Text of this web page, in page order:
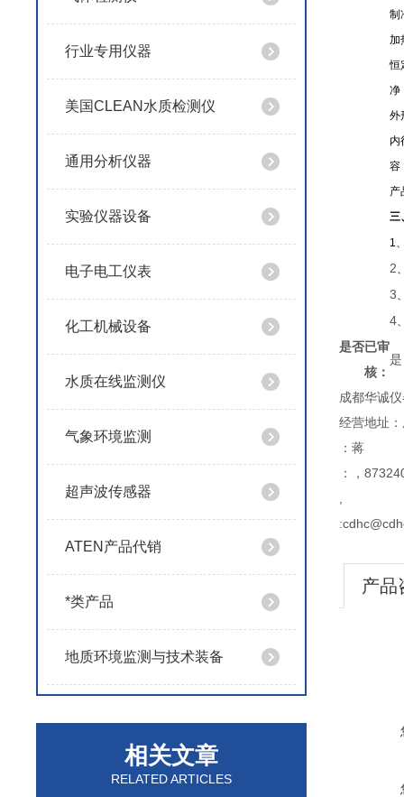
行业专用仪器
美国CLEAN水质检测仪
通用分析仪器
实验仪器设备
电子电工仪表
化工机械设备
水质在线监测仪
气象环境监测
超声波传感器
ATEN产品代销
*类产品
地质环境监测与技术装备
相关文章
RELATED ARTICLES
内
三
1
2
3
4
是否已审
核：
是
成都华诚
经营地址
：蒋
：，
产品